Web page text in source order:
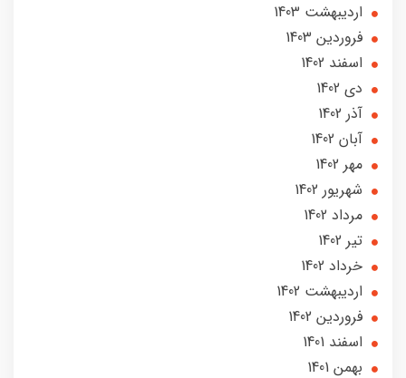
ارديبهشت 1403
فروردین 1403
اسفند 1402
دی 1402
آذر 1402
آبان 1402
مهر 1402
شهریور 1402
مرداد 1402
تير 1402
خرداد 1402
ارديبهشت 1402
فروردین 1402
اسفند 1401
بهمن 1401